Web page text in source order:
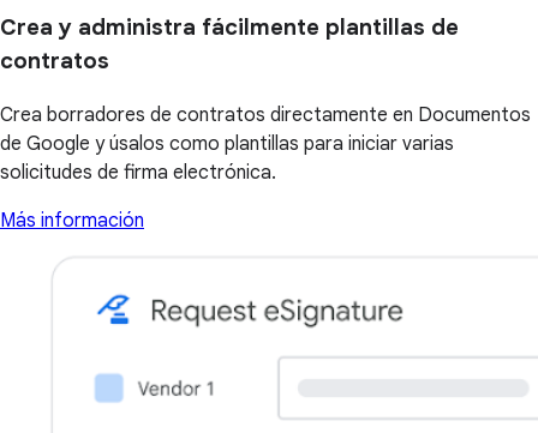
Crea y administra fácilmente plantillas de
contratos
Crea borradores de contratos directamente en Documentos
de Google y úsalos como plantillas para iniciar varias
solicitudes de firma electrónica.
Más información